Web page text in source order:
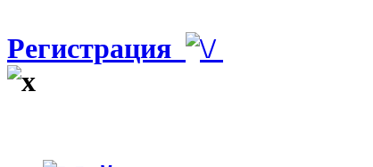
Регистрация